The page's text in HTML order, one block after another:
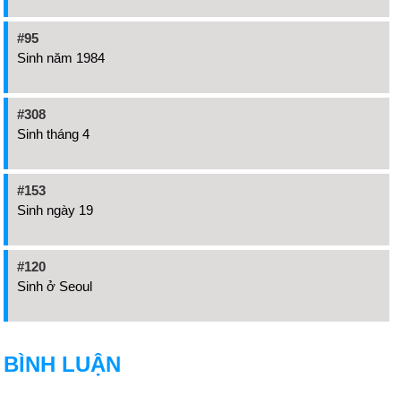
#95
Sinh năm 1984
#308
Sinh tháng 4
#153
Sinh ngày 19
#120
Sinh ở Seoul
BÌNH LUẬN